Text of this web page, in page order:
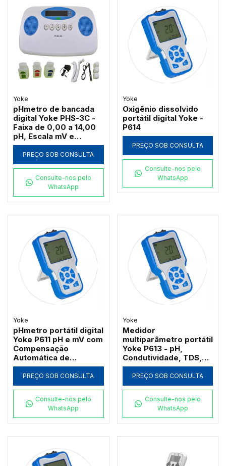
Yoke
pHmetro de bancada
digital Yoke PHS-3C -
Faixa de 0,00 a 14,00
pH, Escala mV e
Compensação Manual
de Temperatura
PREÇO SOB CONSULTA
Consulte-nos pelo
WhatsApp
Yoke
Oxigênio dissolvido
portátil digital Yoke -
P614
PREÇO SOB CONSULTA
Consulte-nos pelo
WhatsApp
Yoke
pHmetro portátil digital
Yoke P611 pH e mV com
Compensação
Automática de
Temperatura
PREÇO SOB CONSULTA
Consulte-nos pelo
WhatsApp
Yoke
Medidor
multiparâmetro portátil
Yoke P613 - pH,
Condutividade, TDS,
Salinidade e
Resistividade com
proteção IP57
PREÇO SOB CONSULTA
Consulte-nos pelo
WhatsApp